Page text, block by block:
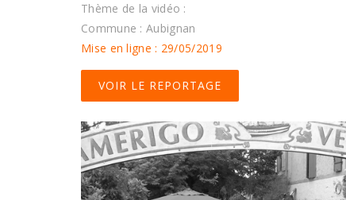
Thème de la vidéo :
Commune : Aubignan
Mise en ligne : 29/05/2019
VOIR LE REPORTAGE